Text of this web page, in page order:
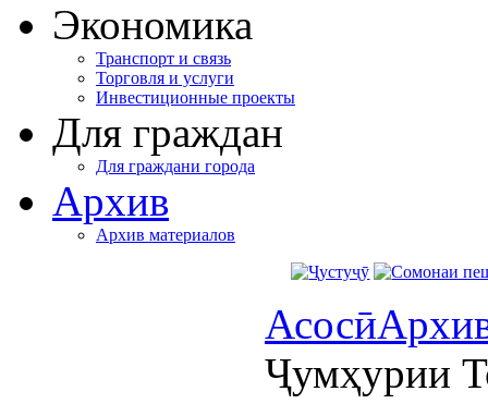
Экономика
Транспорт и связь
Торговля и услуги
Инвестиционные проекты
Для граждан
Для граждани города
Архив
Архив материалов
Асосӣ
Ҷумҳурии